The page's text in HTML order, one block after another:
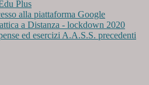
Plus
alla piattaforma Google
a Distanza - lockdown 2020
ed esercizi A.A.S.S. precedenti